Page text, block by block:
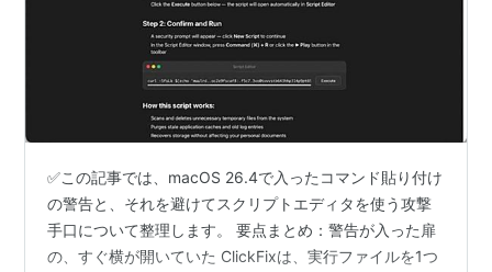
✅この記事では、macOS 26.4で入ったコマンド貼り付け
の警告と、それを避けてスクリプトエディタを使う攻撃
手口について整理します。 要点まとめ：警告が入った扉
の、すぐ横が開いていた ClickFixは、実行ファイルを1つ